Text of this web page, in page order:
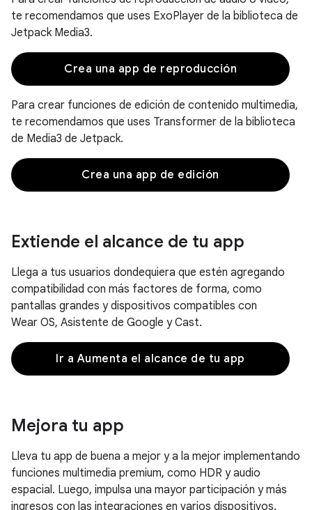
te recomendamos que uses ExoPlayer de la biblioteca de
Jetpack Media3.
Crea una app de reproducción
Para crear funciones de edición de contenido multimedia,
te recomendamos que uses Transformer de la biblioteca
de Media3 de Jetpack.
Crea una app de edición
Extiende el alcance de tu app
Llega a tus usuarios dondequiera que estén agregando
compatibilidad con más factores de forma, como
pantallas grandes y dispositivos compatibles con
Wear OS, Asistente de Google y Cast.
Ir a Aumenta el alcance de tu app
Mejora tu app
Lleva tu app de buena a mejor y a la mejor implementando
funciones multimedia premium, como HDR y audio
espacial. Luego, impulsa una mayor participación y más
ingresos con las integraciones en varios dispositivos.